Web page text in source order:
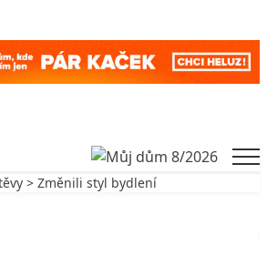
> Změnili styl bydlení